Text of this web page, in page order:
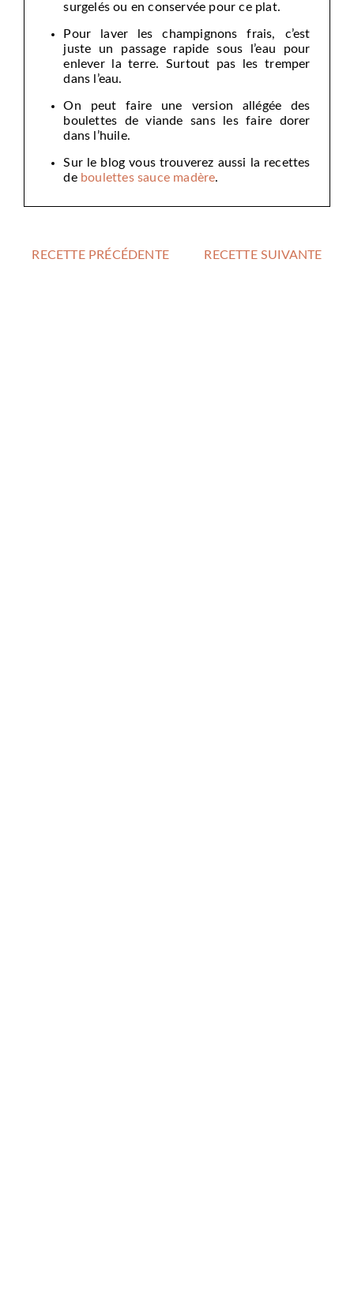
surgelés ou en conservée pour ce plat.
Pour laver les champignons frais, c’est
juste un passage rapide sous l’eau pour
enlever la terre. Surtout pas les tremper
dans l’eau.
On peut faire une version allégée des
boulettes de viande sans les faire dorer
dans l’huile.
Sur le blog vous trouverez aussi la recettes
de boulettes sauce madère.
RECETTE PRÉCÉDENTE RECETTE SUIVANTE